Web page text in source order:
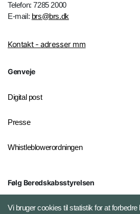
Telefon: 7285 2000
E-mail: brs@brs.dk
Kontakt - adresser mm
Genveje
Digital post
Presse
Whistleblowerordningen
Følg Beredskabsstyrelsen
X BRSdk
Vi bruger cookies til statistik for at